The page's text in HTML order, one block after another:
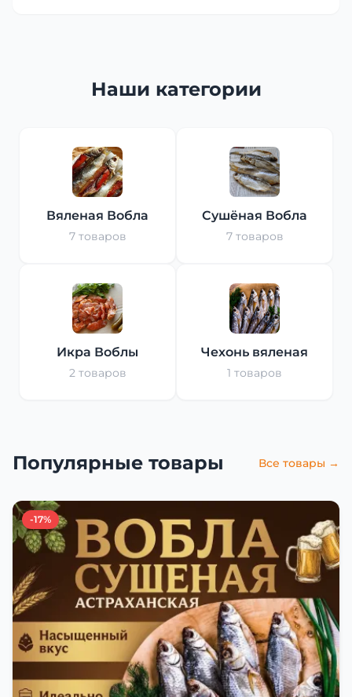
Наши категории
Вяленая Вобла
7 товаров
Сушёная Вобла
7 товаров
Икра Воблы
2 товаров
Чехонь вяленая
1 товаров
Популярные товары Все товары →
-17%